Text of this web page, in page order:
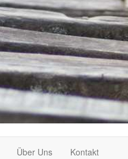
Über Uns Kontakt